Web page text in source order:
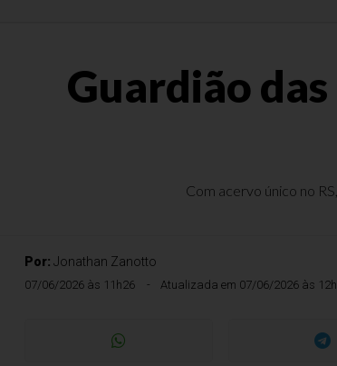
Guardião
Com acervo único no
Por: Jonathan Zanotto
07/06/2026 às 11h26 Atualizada em 07/06/2026 às